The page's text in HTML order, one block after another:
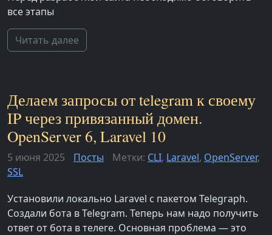
все этапы
Читать далее
Делаем запросы от telegram к своему
IP через привязанный домен.
OpenServer 6, Laravel 10
5 июня 2025 Посты Метки: CLI, Laravel, OpenServer,
SSL
Установили локально Laravel с пакетом Telegraph.
Создали бота в Telegram. Теперь нам надо получить
ответ от бота в телеге. Основная проблема — это